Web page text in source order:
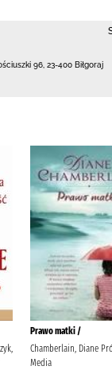
96 23-400 Biłgoraj
Prawo matki /
Chamberlain, Diane
Media